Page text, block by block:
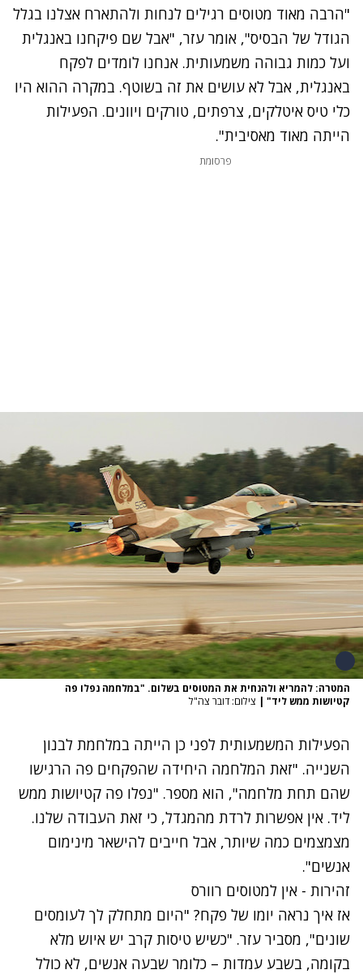
"הרבה מאוד מטוסים רגילים לנחות ולהתארח אצלנו בגלל
הגודל של הבסיס", אומר עזר, "אבל שם פיקחנו באנגלית
ועל כמות גבוהה משמעותית. אנחנו לומדים לפקח
באנגלית, אבל לא עושים את זה בשוטף. במקרה ההוא היו
כלי טיס איטלקים, צרפתים, טורקים ויוונים. הפעילות
הייתה מאוד מאסיבית".
פרסומת
המטרה: להמריא ולהנחית את המטוסים בשלום. "במלחמה נפלו פה
קטיושות ממש ליד" | צילום: דובר צה"ל
הפעילות המשמעותית לפני כן הייתה במלחמת לבנון
השנייה. "זאת המלחמה היחידה שהפקחים פה הרגישו
שהם תחת מלחמה", הוא מספר. "נפלו פה קטיושות ממש
ליד. אין אפשרות לרדת מהמגדל, כי זאת העבודה שלנו.
מצמצמים כמה שיותר, אבל חייבים להישאר מינימום
אנשים".
זהירות - אין למטוסים רוורס
אז איך נראה יומו של פקח? "היום מתחלק לך לעומסים
שונים", מסביר עזר. "כשיש טיסות קרב יש איוש מלא
בקומה, בשבע עמדות – כלומר שבעה אנשים, לא כולל